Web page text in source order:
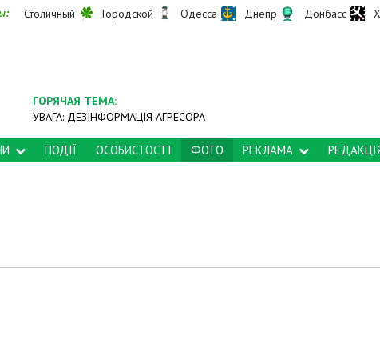
Столичный Городской Одесса Днепр Донбасс
ГОРЯЧАЯ ТЕМА:
УВАГА: ДЕЗІНФОРМАЦІЯ АГРЕСОРА
ПОДІЇ ОСОБИСТОСТІ ФОТО РЕКЛАМА